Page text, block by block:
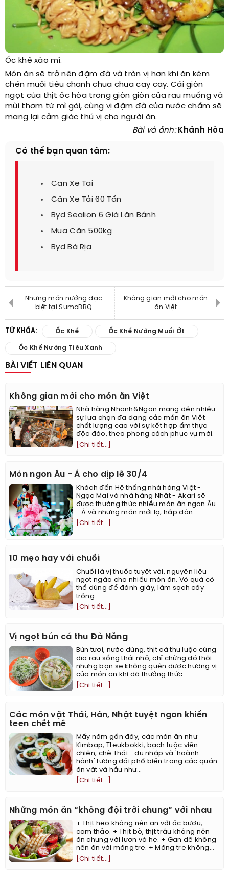
Ốc khế xào mì.
Món ăn sẽ trở nên đậm đà và tròn vị hơn khi ăn kèm
chén muối tiêu chanh chua chua cay cay. Cái giòn
ngọt của thịt ốc hòa trong giòn giòn của rau muống và
mùi thơm từ mì gói, cùng vị đậm đà của nước chấm sẽ
mang lại cảm giác thú vị cho người ăn.
Bài và ảnh:Khánh Hòa
Có thể bạn quan tâm:
Can Xe Tai
Cân Xe Tải 60 Tấn
Byd Sealion 6 Giá Lăn Bánh
Mua Cân 500kg
Byd Bà Rịa
Những món nướng đặc
biệt tại SumoBBQ
Không gian mới cho món
ăn Việt
TỪ KHÓA: Ốc Khế Ốc Khế Nướng Muối Ớt
Ốc Khế Nướng Tiêu Xanh
BÀI VIẾT LIÊN QUAN
Không gian mới cho món ăn Việt
Nhà hàng Nhanh&Ngon mang đến nhiều
sự lựa chọn đa dạng các món ăn Việt
chất lượng cao với sự kết hợp ẩm thực
độc đáo, theo phong cách phục vụ mới.
[Chi tiết...]
Món ngon Âu - Á cho dịp lễ 30/4
Khách đến Hệ thống nhà hàng Việt -
Ngọc Mai và nhà hàng Nhật - Akari sẽ
được thưởng thức nhiều món ăn ngon Âu
- Á và những món mới lạ, hấp dẫn.
[Chi tiết...]
10 mẹo hay với chuối
Chuối là vị thuốc tuyệt vời, nguyên liệu
ngọt ngào cho nhiều món ăn. Vỏ quả có
thể dùng để đánh giày, làm sạch cây
trồng...
[Chi tiết...]
Vị ngọt bún cá thu Đà Nẵng
Bún tươi, nước dùng, thịt cá thu luộc cùng
đĩa rau sống thái nhỏ, chỉ chừng đó thôi
nhưng bạn sẽ không quên được hương vị
của món ăn khi đã thưởng thức.
[Chi tiết...]
Các món vặt Thái, Hàn, Nhật tuyệt ngon khiến
teen chết mê
Mấy năm gần đây, các món ăn như
Kimbap, Tteukbokki, bạch tuộc viên
chiên, chè Thái... du nhập và 'hoành
hành' tương đối phổ biến trong các quán
ăn vặt và hầu như...
[Chi tiết...]
Những món ăn “không đội trời chung” với nhau
+ Thịt heo không nên ăn với ốc bươu,
cam thảo. + Thịt bò, thịt trâu không nên
ăn chung với lươn và hẹ. + Gan dê không
nên ăn với măng tre. + Măng tre không...
[Chi tiết...]